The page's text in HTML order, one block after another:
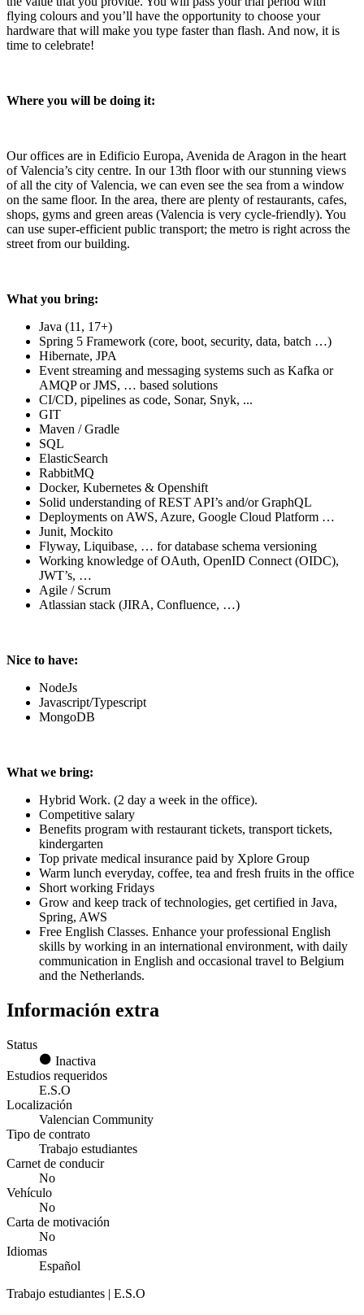
flying colours and you’ll have the opportunity to choose your
hardware that will make you type faster than flash. And now, it is
time to celebrate!
Where you will be doing it:
Our offices are in Edificio Europa, Avenida de Aragon in the heart
of Valencia’s city centre. In our 13th floor with our stunning views
of all the city of Valencia, we can even see the sea from a window
on the same floor. In the area, there are plenty of restaurants, cafes,
shops, gyms and green areas (Valencia is very cycle-friendly). You
can use super-efficient public transport; the metro is right across the
street from our building.
What you bring:
Java (11, 17+)
Spring 5 Framework (core, boot, security, data, batch …)
Hibernate, JPA
Event streaming and messaging systems such as Kafka or
AMQP or JMS, … based solutions
CI/CD, pipelines as code, Sonar, Snyk, ...
GIT
Maven / Gradle
SQL
ElasticSearch
RabbitMQ
Docker, Kubernetes & Openshift
Solid understanding of REST API’s and/or GraphQL
Deployments on AWS, Azure, Google Cloud Platform …
Junit, Mockito
Flyway, Liquibase, … for database schema versioning
Working knowledge of OAuth, OpenID Connect (OIDC),
JWT’s, …
Agile / Scrum
Atlassian stack (JIRA, Confluence, …)
Nice to have:
NodeJs
Javascript/Typescript
MongoDB
What we bring:
Hybrid Work. (2 day a week in the office).
Competitive salary
Benefits program with restaurant tickets, transport tickets,
kindergarten
Top private medical insurance paid by Xplore Group
Warm lunch everyday, coffee, tea and fresh fruits in the office
Short working Fridays
Grow and keep track of technologies, get certified in Java,
Spring, AWS
Free English Classes. Enhance your professional English
skills by working in an international environment, with daily
communication in English and occasional travel to Belgium
and the Netherlands.
Información extra
Status
Inactiva
Estudios requeridos
E.S.O
Localización
Valencian Community
Tipo de contrato
Trabajo estudiantes
Carnet de conducir
No
Vehículo
No
Carta de motivación
No
Idiomas
Español
Trabajo estudiantes | E.S.O